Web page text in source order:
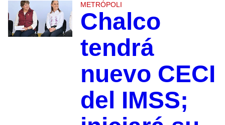
METRÓPOLI
Chalco
tendrá
nuevo CECI
del IMSS;